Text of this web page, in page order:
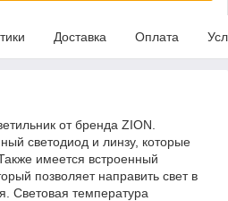
Доставка Оплата
от бренда ZION.
светодиод и линзу, которые
имеется встроенный
позволяет направить свет в
Световая температура